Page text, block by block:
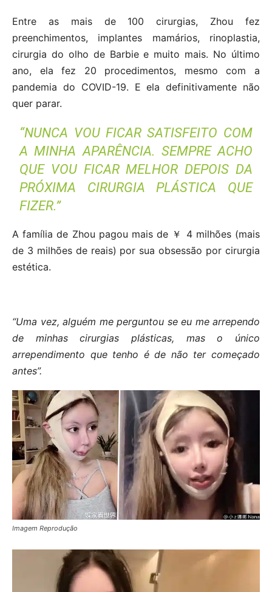
Entre as mais de 100 cirurgias, Zhou fez
preenchimentos, implantes mamários, rinoplastia,
cirurgia do olho de Barbie e muito mais. No último
ano, ela fez 20 procedimentos, mesmo com a
pandemia do COVID-19. E ela definitivamente não
quer parar.
“NUNCA VOU FICAR SATISFEITO COM
A MINHA APARÊNCIA. SEMPRE ACHO
QUE VOU FICAR MELHOR DEPOIS DA
PRÓXIMA CIRURGIA PLÁSTICA QUE
FIZER.”
A família de Zhou pagou mais de ￥ 4 milhões (mais
de 3 milhões de reais) por sua obsessão por cirurgia
estética.
“Uma vez, alguém me perguntou se eu me arrependo
de minhas cirurgias plásticas, mas o único
arrependimento que tenho é de não ter começado
antes”.
Imagem Reprodução